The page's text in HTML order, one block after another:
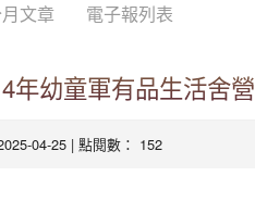
文章 電子報列表
年幼童軍有品生活舍營
04-25 | 點閱數： 152